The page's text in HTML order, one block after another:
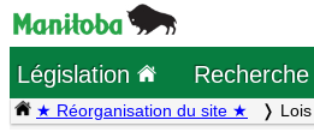
Législation
★ Réorganisation du site ★